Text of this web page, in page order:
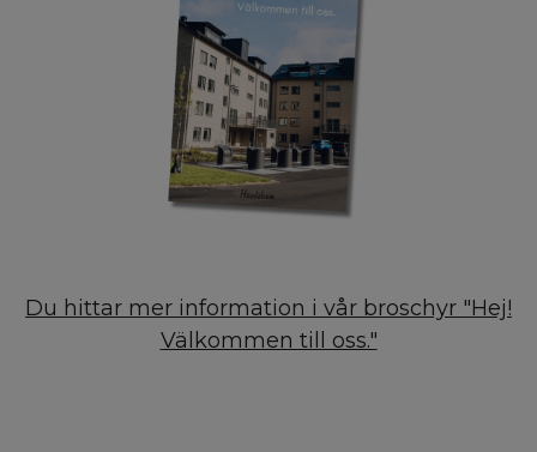
Du hittar mer information i vår broschyr "Hej!
Välkommen till oss."